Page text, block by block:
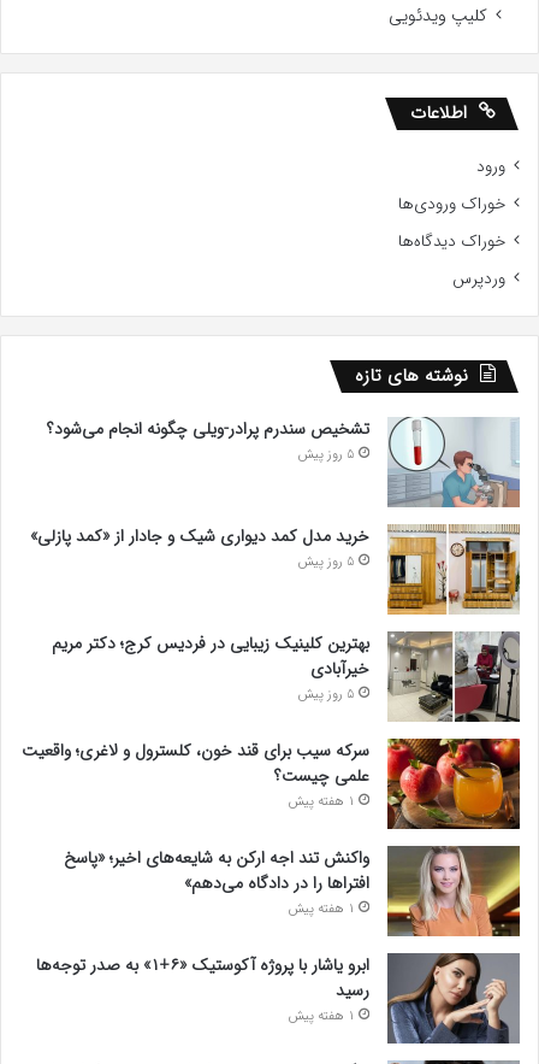
کلیپ ویدئویی
اطلاعات
ورود
خوراک ورودی‌ها
خوراک دیدگاه‌ها
وردپرس
نوشته های تازه
تشخیص سندرم پرادر-ویلی چگونه انجام می‌شود؟
5 روز پیش
خرید مدل کمد دیواری شیک و جادار از «کمد پازلی»
5 روز پیش
بهترین کلینیک زیبایی در فردیس کرج؛ دکتر مریم
خیرآبادی
5 روز پیش
سرکه سیب برای قند خون، کلسترول و لاغری؛ واقعیت
علمی چیست؟
1 هفته پیش
واکنش تند اجه ارکن به شایعه‌های اخیر؛ «پاسخ
افتراها را در دادگاه می‌دهم»
1 هفته پیش
ابرو یاشار با پروژه آکوستیک «۶+۱» به صدر توجه‌ها
رسید
1 هفته پیش